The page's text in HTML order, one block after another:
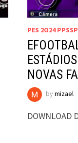
PES 2O24
NOVAS
by mizael
DOWNLOAD